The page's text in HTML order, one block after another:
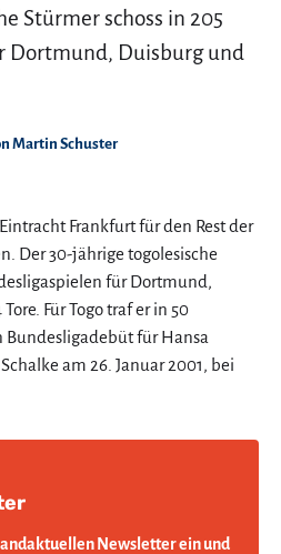
Stürmer schoss in 205
Dortmund, Duisburg und
Martin Schuster
Frankfurt für den Rest der
Der 30-jährige togolesische
für Dortmund,
Für Togo traf er in 50
Bundesligadebüt für Hansa
am 26. Januar 2001, bei
Newsletter ein und